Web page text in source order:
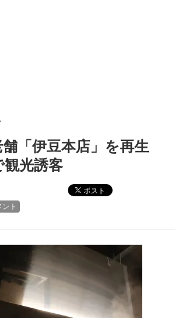
本家、老舗「伊豆本店」を再生 魅せる酒蔵で
舗「伊豆本店」を再生
観光誘客
ポスト